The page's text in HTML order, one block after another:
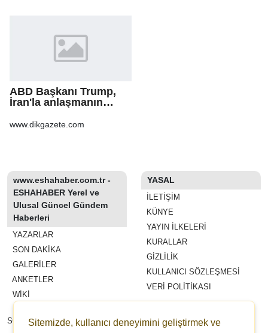
ABD Başkanı Trump,
İran'la anlaşmanın
sağlanabileceğini
www.dikgazete.com
www.eshahaber.com.tr -
ESHAHABER Yerel ve
Ulusal Güncel Gündem
Haberleri
YAZARLAR
SON DAKİKA
GALERİLER
ANKETLER
WİKİ
SÖZLEŞMESI
YASAL
İLETIŞIM
KÜNYE
YAYIN İLKELERI
KURALLAR
GIZLILIK
KULLANICI SÖZLEŞMESI
VERI POLITIKASI
Sitemizde, kullanıcı deneyimini geliştirmek ve